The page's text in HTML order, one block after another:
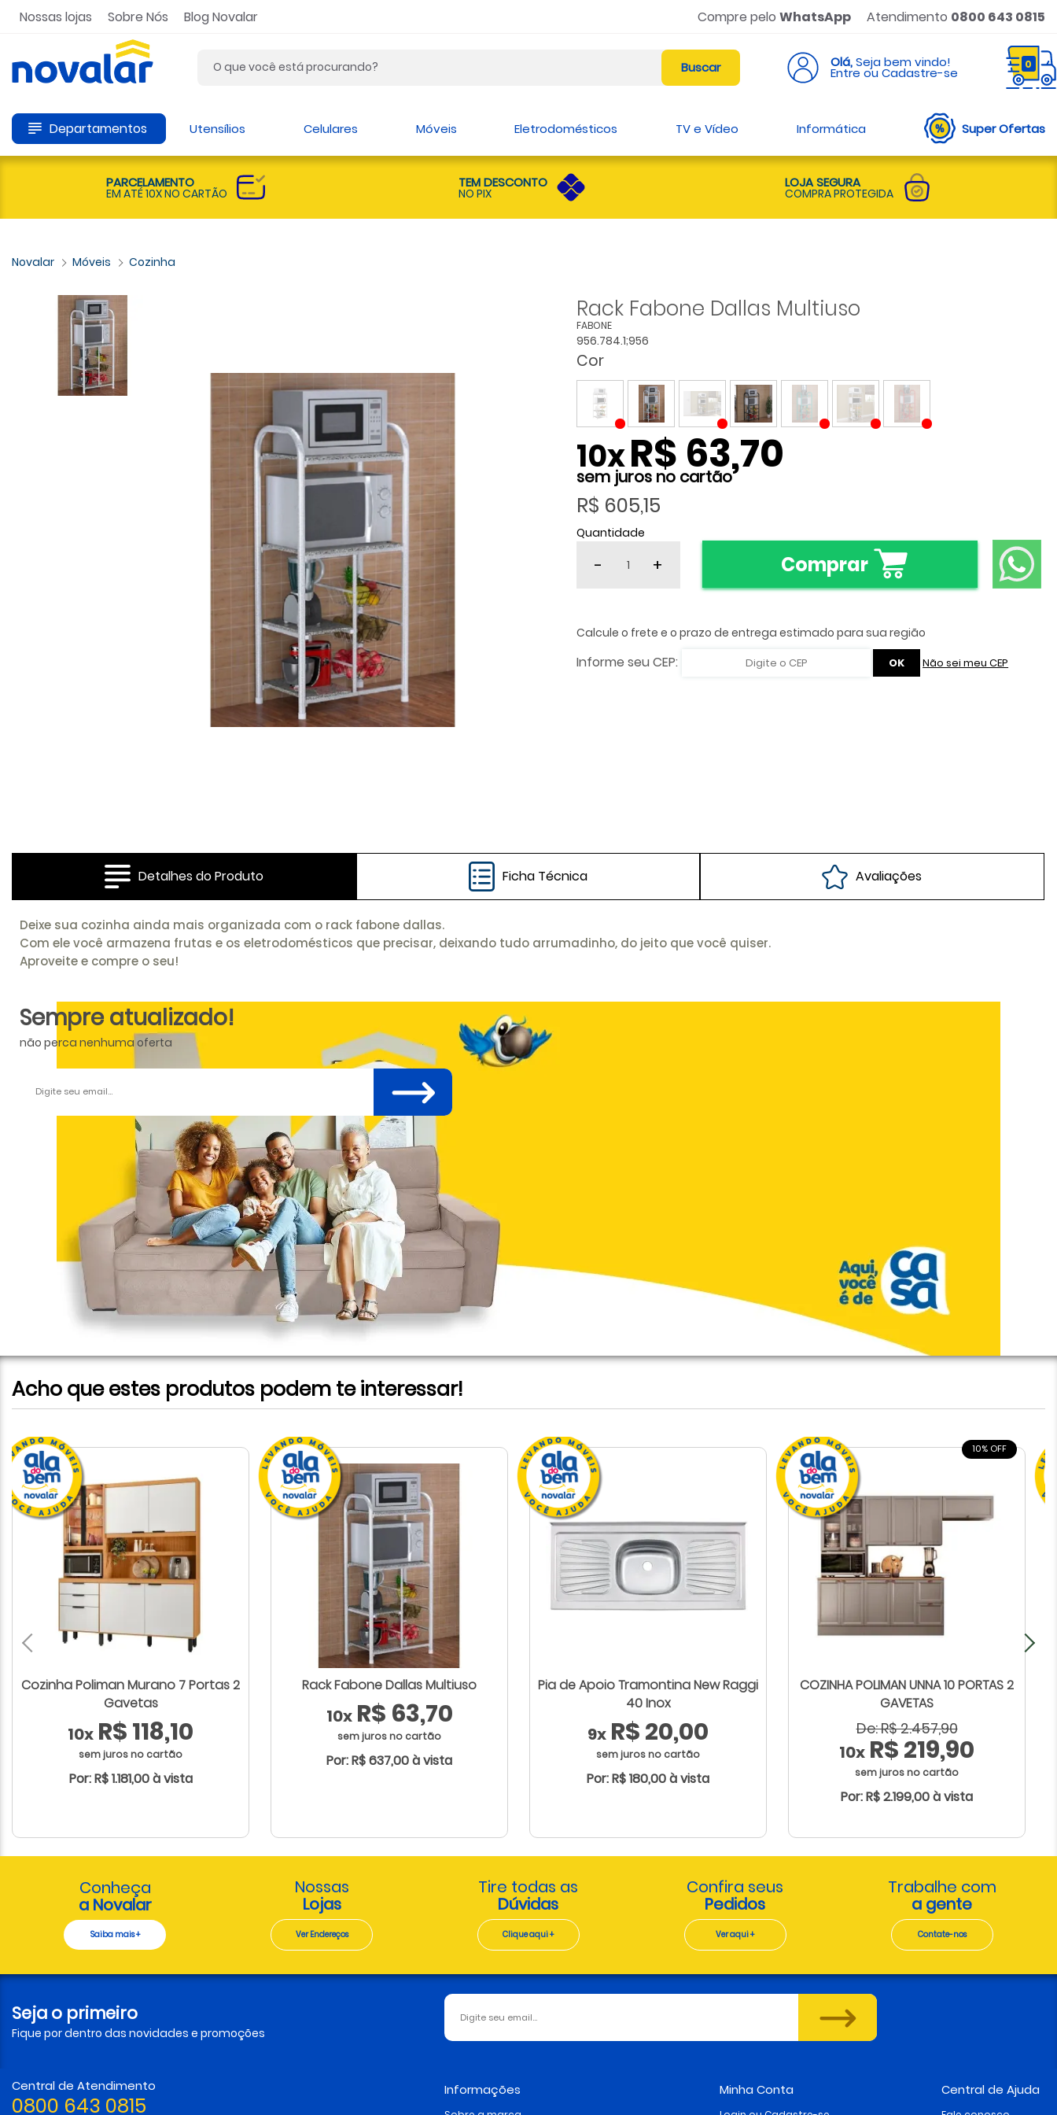
Nossas lojas Sobre Nós Blog Novalar Compre pelo WhatsApp Atendimento 0800 643 0815
Olá,Seja bem vindo!
Entre ou Cadastre-se
0
Departamentos Utensílios Celulares Móveis Eletrodomésticos TV e Vídeo Informática Super Ofertas
PARCELAMENTO
EM ATÉ 10X NO CARTÃO
TEM DESCONTO
NO PIX
LOJA SEGURA
COMPRA PROTEGIDA
Móveis Cozinha
Rack Fabone Dallas Multiuso
FABONE
956.784.1;956
Cor
10xR$ 63,70
R$ 605,15
Quantidade
- + Comprar
Não sei meu CEP
Detalhes do Produto Ficha Técnica Avaliações
Deixe sua cozinha ainda mais organizada com o rack fabone dallas.
Com ele você armazena frutas e os eletrodomésticos que precisar, deixando tudo arrumadinho, do jeito que você quiser.
Aproveite e compre o seu!
Sempre atualizado!
não perca nenhuma oferta
Acho que estes produtos podem te interessar!
Cozinha Poliman Murano 7 Portas 2
Gavetas
10x R$ 118,10
sem juros no cartão
Por: R$ 1.181,00 à vista
Rack Fabone Dallas Multiuso
10x R$ 63,70
sem juros no cartão
Por: R$ 637,00 à vista
Pia de Apoio Tramontina New Raggi
40 Inox
9x R$ 20,00
sem juros no cartão
Por: R$ 180,00 à vista
10% OFF
COZINHA POLIMAN UNNA 10 PORTAS 2
GAVETAS
De: R$ 2.457,90
10x R$ 219,90
sem juros no cartão
Por: R$ 2.199,00 à vista
Conheça
a Novalar
Saiba mais +
Nossas
Lojas
Ver Endereços
Tire todas as
Dúvidas
Clique aqui +
Confira seus
Pedidos
Ver aqui +
Trabalhe com
a gente
Contate-nos
Seja o primeiro
Fique por dentro das novidades e promoções
Central de Atendimento
0800 643 0815
Informações Minha Conta Central de Ajuda